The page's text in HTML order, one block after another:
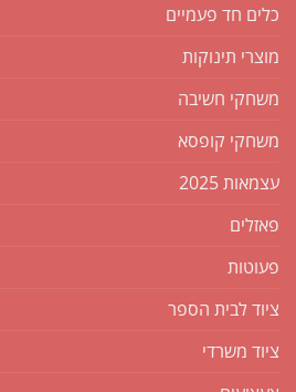
כלים חד פעמיים
מוצרי תינוקות
משחקי חשיבה
משחקי קופסא
עצמאות 2025
פאזלים
פעוטות
ציוד לבית הספר
ציוד משרדי